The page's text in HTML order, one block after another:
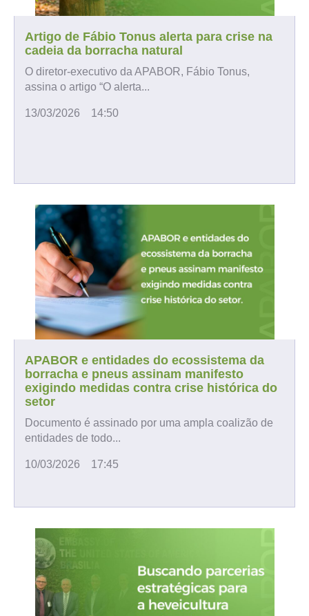
Artigo de Fábio Tonus alerta para crise na
cadeia da borracha natural
O diretor-executivo da APABOR, Fábio Tonus,
assina o artigo “O alerta...
13/03/2026 14:50
APABOR e entidades do ecossistema da
borracha e pneus assinam manifesto
exigindo medidas contra crise histórica do
setor
Documento é assinado por uma ampla coalizão de
entidades de todo...
10/03/2026 17:45